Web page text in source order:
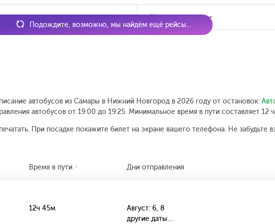
отправления Наличие билетов
автобусов из Самары в Нижний Новгород в 2026 году от остановок:
автобусов от 19:00 до 19:25. Минимальное время в пути составляет 12
При посадке покажите билет на экране вашего телефона. Не забудьте
Подождите, возможно, мы найдём ещё рейсы...
Время в пути Дни отправления
12ч 45м
Август: 6, 8
другие даты…